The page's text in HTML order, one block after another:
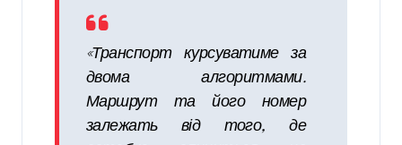
«Транспорт курсуватиме за
двома алгоритмами.
Маршрут та його номер
залежать від того, де